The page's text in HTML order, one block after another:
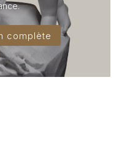
complète